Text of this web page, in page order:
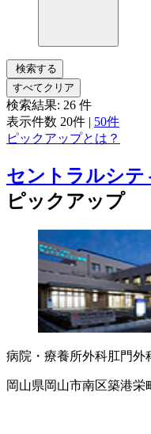
検索する
すべてクリア
検索結果: 26 件
表示件数 20件 | 50件
ピックアップとは？
セントラルシテ
ピックアップ
病院・療養所外科肛門外
岡山県岡山市南区築港栄